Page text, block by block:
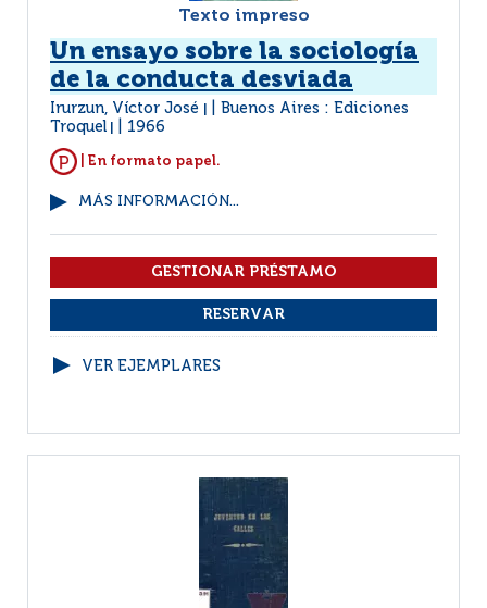
Texto impreso
Un ensayo sobre la sociología
de la conducta desviada
Irurzun, Víctor José
Buenos Aires : Ediciones
Troquel
1966
| En formato papel.
MÁS INFORMACIÓN...
VER EJEMPLARES